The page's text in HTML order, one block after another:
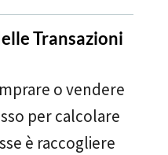
Transazioni
o vendere
per calcolare
è raccogliere